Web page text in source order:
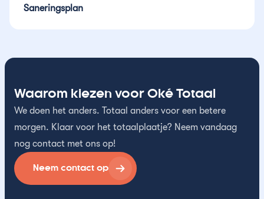
Saneringsplan
Waarom kiezen voor Oké Totaal
We doen het anders. Totaal anders voor een betere
morgen. Klaar voor het totaalplaatje? Neem vandaag
nog contact met ons op!
Neem contact op